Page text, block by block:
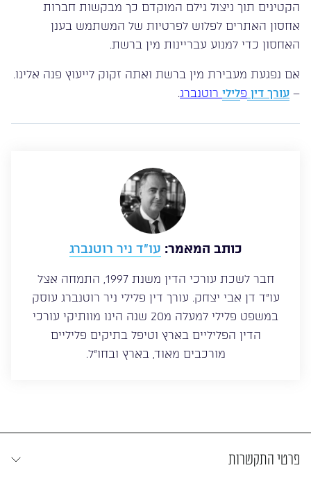
הקטינים תוך ניצול גילם המוקדם כך מבקשות חברות
אחסון האתרים לפלוש לפרטיות של המשתמש בענן
האחסון כדי למנוע עבריינות מין ברשת.
אם נפגעת מעבירת מין ברשת ואתה זקוק לייעוץ פנה אלינו.
– עורך דין פלילי רוטנברג.
כותב המאמר: עו”ד ניר רוטנברג
חבר לשכת עורכי הדין משנת 1997, התמחה אצל
עו”ד דן אבי יצחק. עורך דין פלילי ניר רוטנברג עוסק
במשפט פלילי למעלה מ20 שנה הינו מוותיקי עורכי
הדין הפליליים בארץ וטיפל בתיקים פליליים
מורכבים מאוד, בארץ ובחו”ל.
פרטי התקשרות